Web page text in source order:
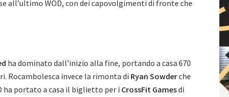
all’ultimo WOD, con dei capovolgimenti di fronte che
ha dominato dall’inizio alla fine, portando a casa 670
Rocambolesca invece la rimonta di Ryan Sowderche
ha portato a casa il biglietto per i CrossFit Gamesdi